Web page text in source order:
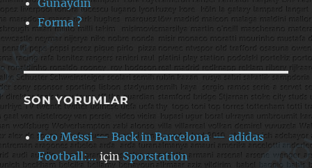
Günaydın
Forma ?
SON YORUMLAR
Leo Messi — Back in Barcelona — adidas
Football:…içinSporstation